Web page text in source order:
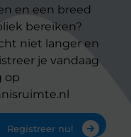
en een breed
bereiken?
niet langer en
je vandaag
op
Registreer nu!